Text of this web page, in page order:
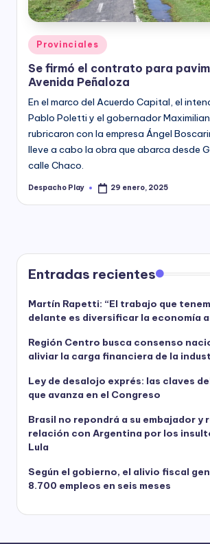
Posted
in
Provinciales
Se firmó el contrato para
Avenida Peñaloza
En el marco del Acuerdo Capital, el
Pablo Poletti y el gobernador
rubricaron con la empresa Ángel
lleve a cabo la obra que abarca desde
calle Chaco.
Posted
Despacho Play 29 enero, 2025
Entradas recientes
Martín Rapetti: “El trabajo que
delante es diversificar la economía
Región Centro busca consenso
aliviar la carga financiera de la
Ley de desalojo exprés: las claves
que avanza en el Congreso
Brasil no repondrá a su embajador y
relación con Argentina por los
Lula
Según el gobierno, el alivio fiscal
8.700 empleos en seis meses